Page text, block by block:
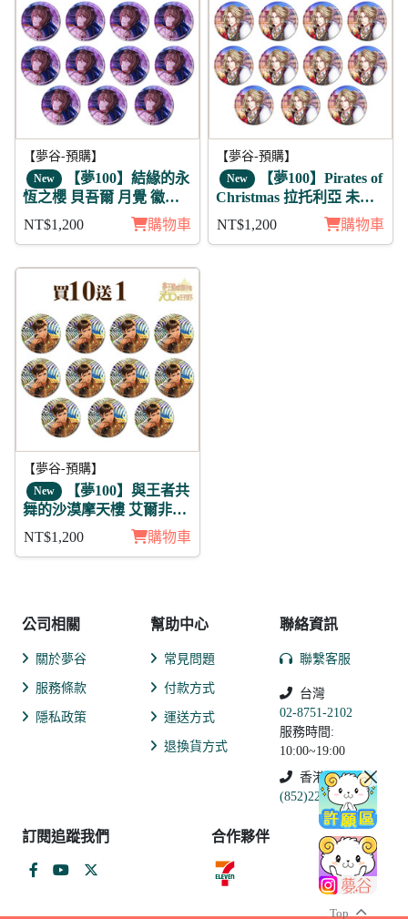
Top
【夢谷-預購】
New 【夢100】結緣的永
恆之櫻 貝吾爾 月覺 徽章
NT$1,200 購物車
【夢谷-預購】
New 【夢100】Pirates of
Christmas 拉托利亞 未覺
NT$1,200 購物車
【夢谷-預購】
New 【夢100】與王者共
舞的沙漠摩天樓 艾爾非因
NT$1,200 購物車
公司相關
關於夢谷
服務條款
隱私政策
幫助中心
常見問題
付款方式
運送方式
退換貨方式
聯絡資訊
聯繫客服
台灣
02-8751-2102
服務時間:
10:00~19:00
香港
(852)2250-9311
訂閱追蹤我們 合作夥伴